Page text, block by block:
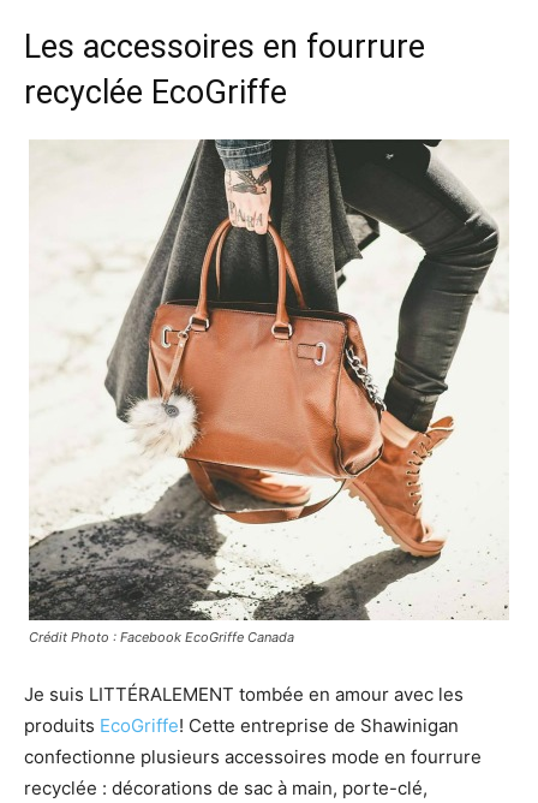
Les accessoires en fourrure
recyclée EcoGriffe
Crédit Photo : Facebook EcoGriffe Canada
Je suis LITTÉRALEMENT tombée en amour avec les
produits EcoGriffe! Cette entreprise de Shawinigan
confectionne plusieurs accessoires mode en fourrure
recyclée : décorations de sac à main, porte-clé,